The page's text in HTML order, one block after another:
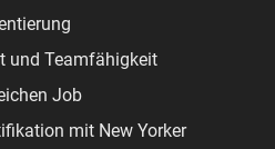
und Teamfähigkeit
Job
mit New Yorker